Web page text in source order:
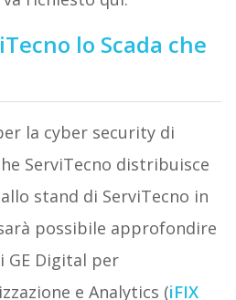
lo Scada che
la cyber security di
ServiTecno distribuisce
stand di ServiTecno in
possibile approfondire
GE Digital per
e Analytics (iFIX